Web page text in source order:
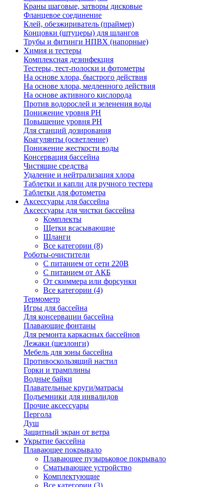
Краны шаговые, затворы дисковые
Фланцевое соединение
Клей, обезжириватель (праймер)
Концовки (штуцеры) для шлангов
Трубы и фитинги НПВХ (напорные)
Химия и тестеры
Комплексная дезинфекция
Тестеры, тест-полоски и фотометры
На основе хлора, быстрого действия
На основе хлора, медленного действия
На основе активного кислорода
Против водорослей и зеленения воды
Понижение уровня РН
Повышение уровня РН
Для станций дозирования
Коагулянты (осветление)
Понижение жесткости воды
Консервация бассейна
Чистящие средства
Удаление и нейтрализация хлора
Таблетки и капли для ручного тестера
Таблетки для фотометра
Аксессуары для бассейна
Аксессуары для чистки бассейна
Комплекты
Щетки всасывающие
Шланги
Все категории (8)
Роботы-очистители
С питанием от сети 220В
С питанием от АКБ
От скиммера или форсунки
Все категории (4)
Термометр
Игры для бассейна
Для консервации бассейна
Плавающие фонтаны
Для ремонта каркасных бассейнов
Лежаки (шезлонги)
Мебель для зоны бассейна
Противоскользящий настил
Горки и трамплины
Водные байки
Плавательные круги/матрасы
Подъемники для инвалидов
Прочие аксессуары
Пергола
Душ
Защитный экран от ветра
Укрытие бассейна
Плавающее покрывало
Плавающее пузырьковое покрывало
Сматывающее устройство
Комплектующие
Все категории (3)